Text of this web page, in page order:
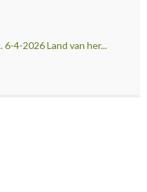
4-2026 Land van her...